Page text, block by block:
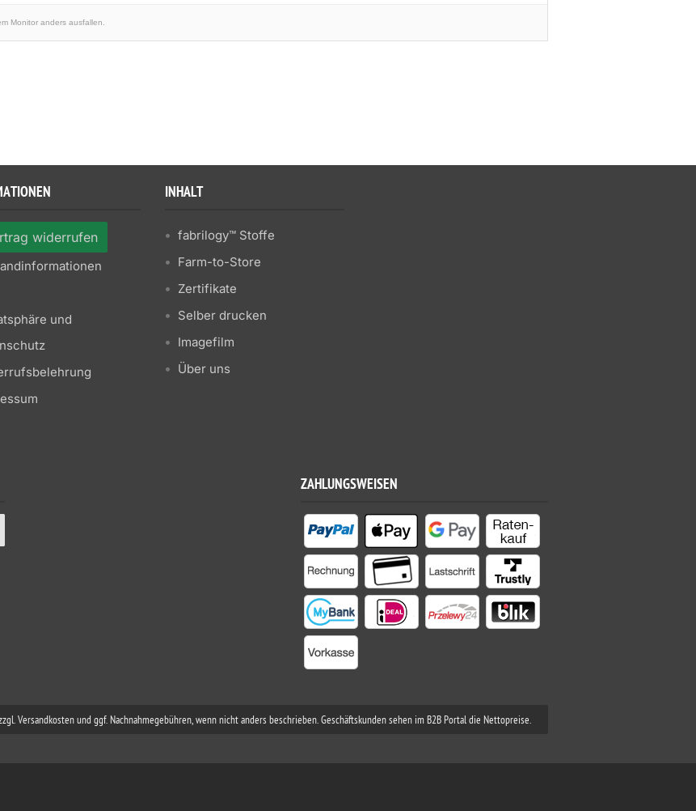
Monitor anders ausfallen.
widerrufen
und
INHALT
fabrilogy™ Stoffe
Farm-to-Store
Zertifikate
Selber drucken
Imagefilm
Über uns
ZAHLUNGSWEISEN
Versandkosten und ggf. Nachnahmegebühren, wenn nicht anders beschrieben. Geschäftskunden sehen im B2B Portal die Nettopreise.